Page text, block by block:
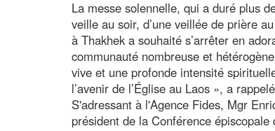
La messe solennelle, qui a duré plus
veille au soir, d’une veillée de prière
à Thakhek a souhaité s’arrêter en
communauté nombreuse et
vive et une profonde intensité
l’avenir de l’Église au Laos », a
S'adressant à l'Agence Fides, Mgr
président de la Conférence